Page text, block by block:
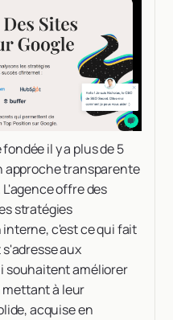
il y a plus de 5
approche transparente
offre des
stratégies
c'est ce qui fait
aux
souhaitent améliorer
mettant à leur
acquise en